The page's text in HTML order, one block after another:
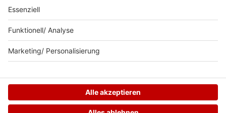
WERBUNG SCHALTEN
© RADIO BOB GmbH & Co. KG